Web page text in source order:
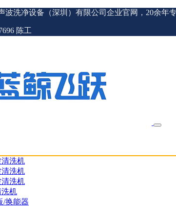
波洗净设备（深圳）有限公司企业官网，20余年
陈工
洗机
洗机
洗机
机
/换能器